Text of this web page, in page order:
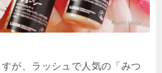
が、ラッシュで人気の「みつ